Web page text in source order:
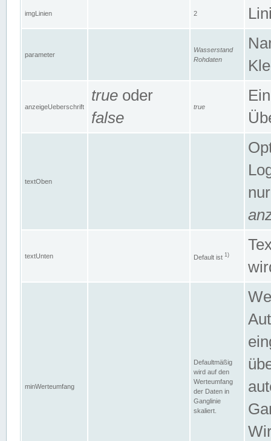
imgLinien 2
parameter
Wasserstand
Rohdaten
anzeigeUeberschrift
true oder
false
true
textOben
textUnten Default ist 1)
minWerteumfang
Defaultmäßig
wird auf den
Werteumfang
der Daten in
Ganglinie
skaliert.